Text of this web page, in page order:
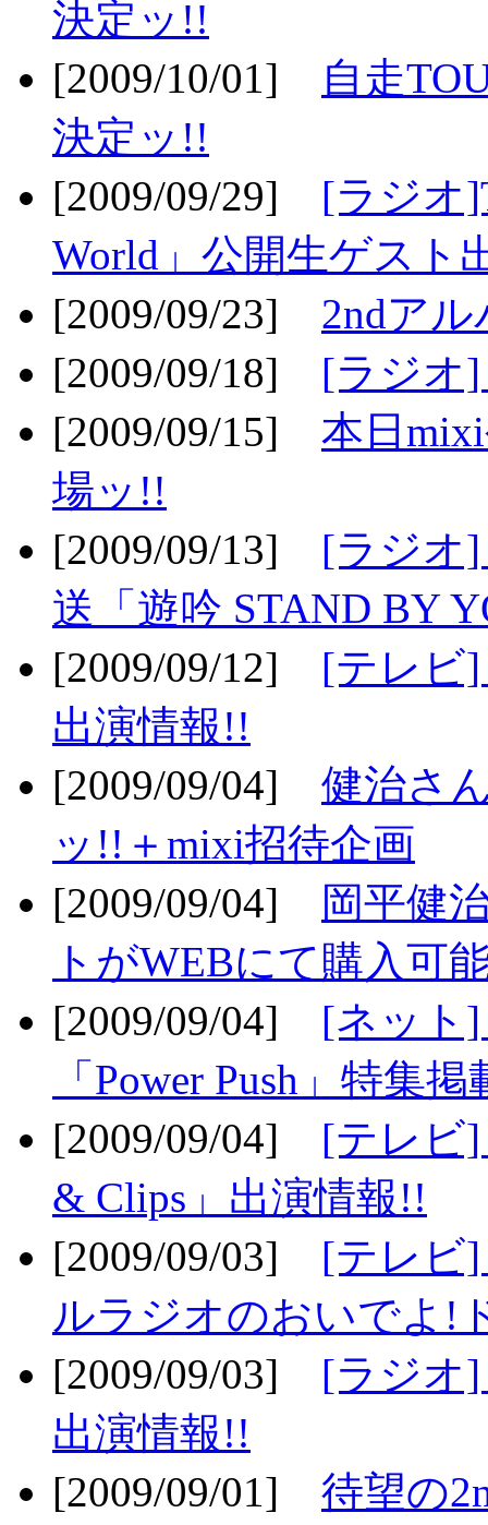
決定ッ!!
[2009/10/01]
自走
決定ッ!!
[2009/09/29] [ラジオ
World」公開生ゲスト
[2009/09/23] 2ndア
[2009/09/18] [ラジオ
[2009/09/15] 本日
場ッ!!
[2009/09/13] [ラジオ]
送「遊吟 STAND BY
[2009/09/12] [テレビ]
出演情報!!
[2009/09/04] 健治さ
ッ!!＋mixi招待企画
[2009/09/04]
岡平健
トがWEBにて購入可
[2009/09/04] [ネット]
「Power Push」特集
[2009/09/04] [テレビ]
& Clips」出演情報!!
[2009/09/03] [テレビ
ルラジオのおいでよ!
[2009/09/03] [ラジオ]
出演情報!!
[2009/09/01] 待望の